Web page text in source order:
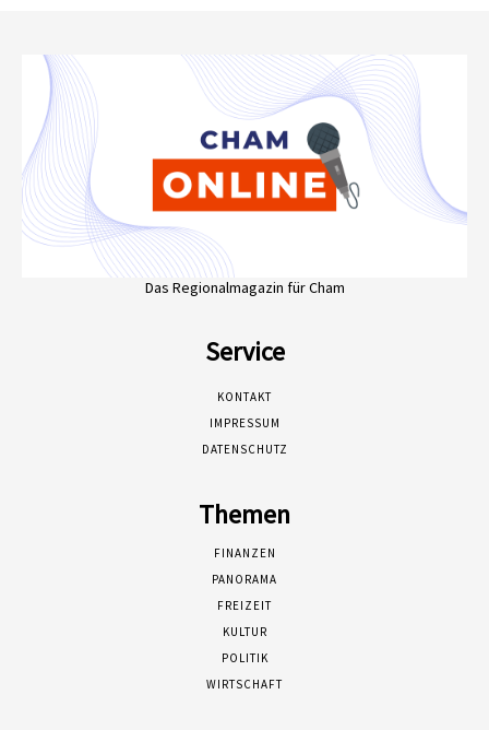
Das Regionalmagazin für Cham
Service
KONTAKT
IMPRESSUM
DATENSCHUTZ
Themen
FINANZEN
PANORAMA
FREIZEIT
KULTUR
POLITIK
WIRTSCHAFT